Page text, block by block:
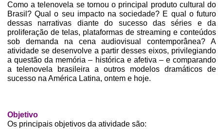
Como a telenovela se tornou o principal produto cultural do
Brasil? Qual o seu impacto na sociedade? E qual o futuro
dessas narrativas diante do sucesso das séries e da
proliferação de telas, plataformas de streaming e conteúdos
sob demanda na cena audiovisual contemporânea? A
atividade se desenvolve a partir desses eixos, privilegiando
a questão da memória – histórica e afetiva – e comparando
a telenovela brasileira a outros modelos dramáticos de
sucesso na América Latina, ontem e hoje.
Objetivo
Os principais objetivos da atividade são: